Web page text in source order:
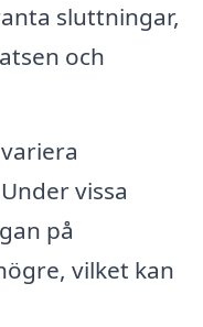
sluttningar,
och
vissa
på
vilket kan